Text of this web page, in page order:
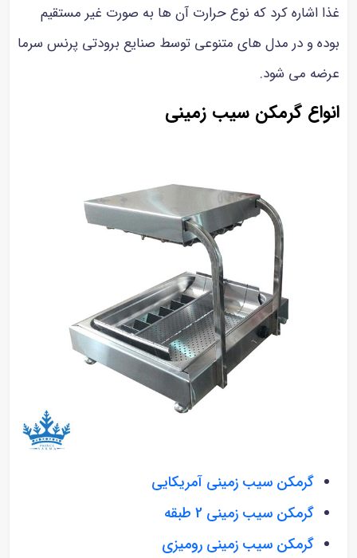
غذا اشاره کرد که نوع حرارت آن ها به صورت غیر مستقیم
بوده و در مدل های متنوعی توسط صنایع برودتی پرنس سرما
عرضه می شود.
انواع گرمکن سیب زمینی
گرمکن سیب زمینی آمریکایی
گرمکن سیب زمینی 2 طبقه
گرمکن سیب زمینی رومیزی